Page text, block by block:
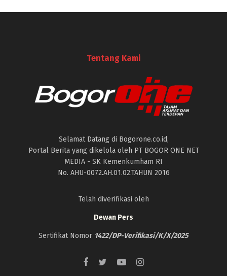
Tentang Kami
Selamat Datang di Bogorone.co.id,
Portal Berita yang dikelola oleh PT BOGOR ONE NET
MEDIA - SK Kemenkumham RI
No. AHU-0072.AH.01.02.TAHUN 2016
Telah diverifikasi oleh
Dewan Pers
Sertifikat Nomor 1422/DP-Verifikasi/K/X/2025